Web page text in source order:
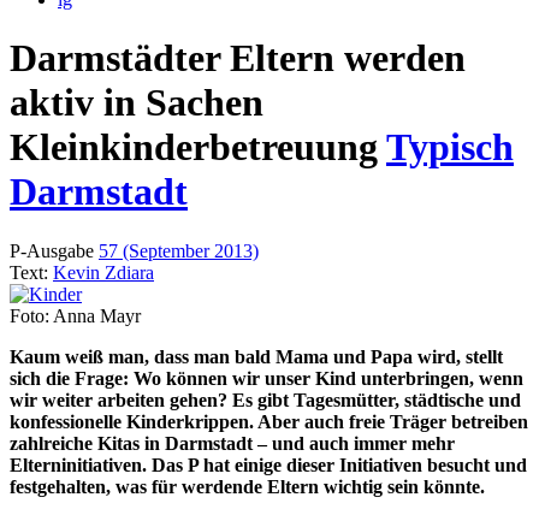
Darmstädter Eltern werden
aktiv in Sachen
KleinkinderbetreuungTypisch
Darmstadt
P-Ausgabe 57 (September 2013)
Text: Kevin Zdiara
Foto: Anna Mayr
Kaum weiß man, dass man bald Mama und Papa wird, stellt
sich die Frage: Wo können wir unser Kind unterbringen, wenn
wir weiter arbeiten gehen? Es gibt Tagesmütter, städtische und
konfessionelle Kinderkrippen. Aber auch freie Träger betreiben
zahlreiche Kitas in Darmstadt – und auch immer mehr
Elterninitiativen. Das P hat einige dieser Initiativen besucht und
festgehalten, was für werdende Eltern wichtig sein könnte.